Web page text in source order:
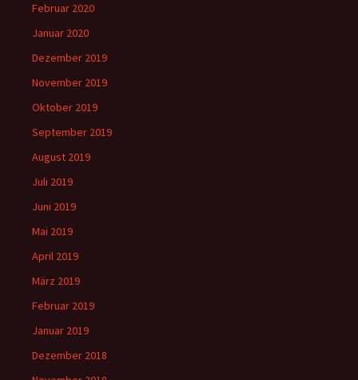
Februar 2020
Januar 2020
Dezember 2019
November 2019
Oktober 2019
September 2019
August 2019
Juli 2019
Juni 2019
Mai 2019
April 2019
März 2019
Februar 2019
Januar 2019
Dezember 2018